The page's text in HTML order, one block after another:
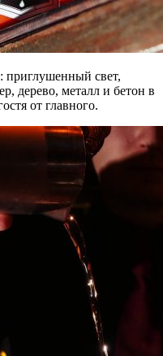
приглушенный свет,
дерево, металл и бетон в
от главного.